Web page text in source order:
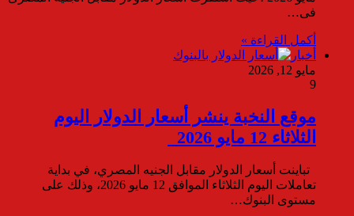
فى…
أكمل القراءة »
أخبار
مايو 12, 2026
9
موقع النخبة ينشر أسعار الدولار اليوم
الثلاثاء 12 مايو 2026
تباينت أسعار الدولار مقابل الجنيه المصري، في بداية
تعاملات اليوم الثلاثاء الموافق 12 مايو 2026، وذلك على
مستوى البنوك…